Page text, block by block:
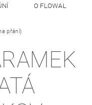
O FLOWAL
přání)